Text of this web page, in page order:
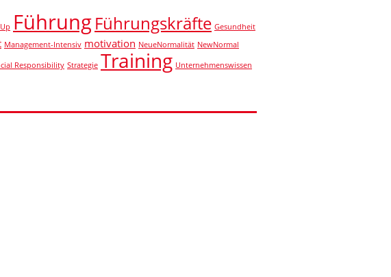
FührungFührungskräfte Gesundheit
Management-Intensiv motivation NeueNormalität NewNormal
Responsibility Strategie Training Unternehmenswissen